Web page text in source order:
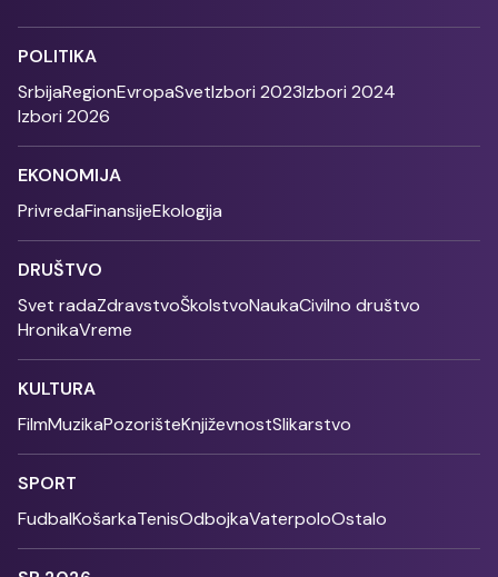
POLITIKA
SrbijaRegionEvropaSvetIzbori 2023Izbori 2024
Izbori 2026
EKONOMIJA
PrivredaFinansijeEkologija
DRUŠTVO
Svet radaZdravstvoŠkolstvoNaukaCivilno društvo
HronikaVreme
KULTURA
FilmMuzikaPozorišteKnjiževnostSlikarstvo
SPORT
FudbalKošarkaTenisOdbojkaVaterpoloOstalo